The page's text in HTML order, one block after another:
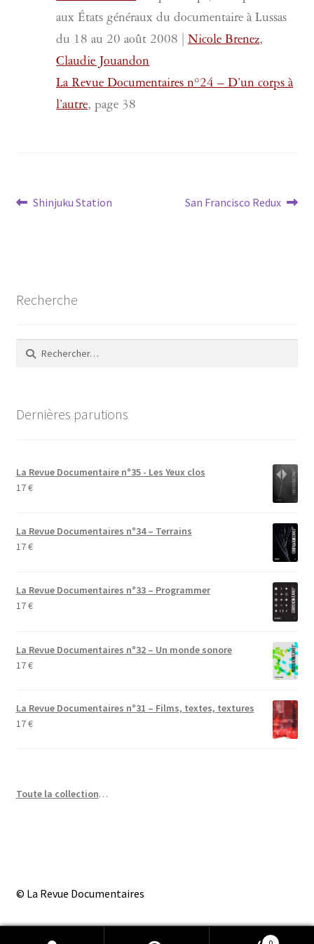
aux États généraux du documentaire à Lussas
du 18 au 20 août 2008 |Nicole Brenez,
Claudie Jouandon
La Revue Documentaires n°24 – D’un corps à
l’autre, page 38
Navigation
Article
Shinjuku Station
Article
San Francisco Redux
Recherche
Rechercher :
Dernières parutions
La Revue Documentaire n°35 - Les Yeux clos
17€
La Revue Documentaires n°34 – Terrains
17€
La Revue Documentaires n°33 – Programmer
17€
La Revue Documentaires n°32 – Un monde sonore
17€
La Revue Documentaires n°31 – Films, textes, textures
17€
Toute la collection…
© La Revue Documentaires